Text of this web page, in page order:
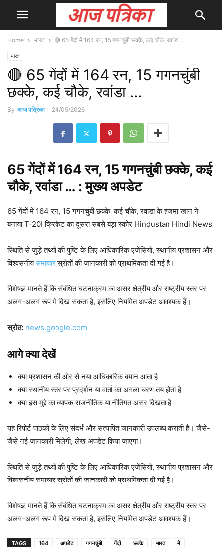
Home भारत 🔴 65 गेंदों में 164 रन, 15 गगनचुंबी छक्के, कई चौके, रवांडा...
भारत
🔴 65 गेंदों में 164 रन, 15 गगनचुंबी
छक्के, कई चौके, रवांडा …
By आज पत्रिका - 24/05/2026
65 गेंदों में 164 रन, 15 गगनचुंबी छक्के, कई
चौके, रवांडा … : मुख्यअपडेट
65 गेंदों में 164 रन, 15 गगनचुंबी छक्के, कई चौके, रवांडा के हजमा खान ने
बनाया T-20I क्रिकेट का दूसरा सबसे बड़ा स्कोर Hindustan Hindi News
स्थिति से जुड़े तथ्यों की पुष्टि के लिए आधिकारिक एजेंसियों, स्थानीय प्रशासन और
विश्वसनीयसमाचारस्रोतों की जानकारी को प्राथमिकता दी गई है।
विशेषज्ञ मानते हैं कि संबंधित घटनाक्रम का असर क्षेत्रीय और राष्ट्रीय स्तर पर
अलग-अलग रूप में दिख सकता है, इसलिए नियमित अपडेट आवश्यक हैं।
स्रोत: news.google.com
आगे क्या देखें
क्या प्रशासन की ओर से नया आधिकारिक बयान आता है
क्या स्थानीय स्तर पर प्रदर्शन या वार्ता का अगला चरण तय होता है
क्या इस मुद्दे का व्यापक राजनीतिक या नीतिगत असर दिखता है
यह रिपोर्ट पाठकों के लिए संदर्भ और सत्यापित जानकारी उपलब्ध कराती है। जैसे-
जैसे नई जानकारी मिलेगी, लेख अपडेट किया जाएगा।
स्थिति से जुड़े तथ्यों की पुष्टि के लिए आधिकारिक एजेंसियों, स्थानीय प्रशासन और
विश्वसनीय समाचार स्रोतों की जानकारी को प्राथमिकता दी गई है।
विशेषज्ञ मानते हैं कि संबंधित घटनाक्रम का असर क्षेत्रीय और राष्ट्रीय स्तर पर
अलग-अलग रूप में दिख सकता है, इसलिए नियमित अपडेट आवश्यक हैं।
TAGS 164 अपडेट गगनचुंबी गेंदों छक्के भारत
में